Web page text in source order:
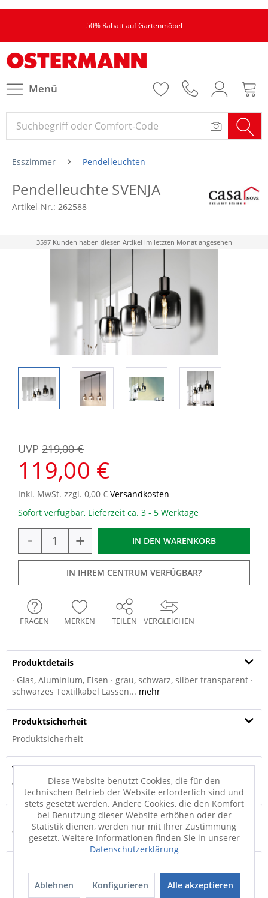
50% Rabatt auf Gartenmöbel
Menü
Esszimmer Pendelleuchten
Pendelleuchte SVENJA
Artikel-Nr.: 262588
3597 Kunden haben diesen Artikel im letzten Monat angesehen
119,00 €
UVP 219,00 €
Inkl. MwSt. zzgl. 0,00 € Versandkosten
Sofort verfügbar, Lieferzeit ca. 3 - 5 Werktage
- + IN DEN WARENKORB
IN IHREM CENTRUM VERFÜGBAR?
VERGLEICHEN
FRAGEN MERKEN TEILEN
Produktdetails
· Glas, Aluminium, Eisen · grau, schwarz, silber transparent ·
schwarzes Textilkabel Lassen... mehr
Produktsicherheit
Produktsicherheit
Versandinfo
Weitere Informationen zum Versand...
Hersteller
Weitere Informationen zum Hersteller...
Entsorgungshinweis
Hinweis zur Entsorgung von Elektrogeräten
Diese Website benutzt Cookies, die für den
technischen Betrieb der Website erforderlich sind und
stets gesetzt werden. Andere Cookies, die den Komfort
bei Benutzung dieser Website erhöhen oder der
Statistik dienen, werden nur mit Ihrer Zustimmung
gesetzt. Weitere Informationen finden Sie in unserer
Datenschutzerklärung
Ablehnen Konfigurieren Alle akzeptieren